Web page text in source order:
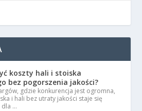
koszty hali i stoiska
bez pogorszenia jakości?
gdzie konkurencja jest ogromna,
i hali bez utraty jakości staje się
dla …